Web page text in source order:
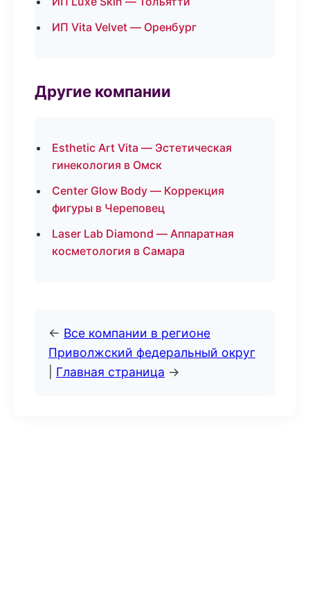
ИП Vita Velvet — Оренбург
Другие компании
Esthetic Art Vita — Эстетическая
гинекология в Омск
Center Glow Body — Коррекция
фигуры в Череповец
Laser Lab Diamond — Аппаратная
косметология в Самара
← Все компании в регионе
Приволжский федеральный округ
Главная страница →